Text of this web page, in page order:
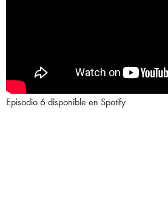
Episodio 6 disponible en Spotify